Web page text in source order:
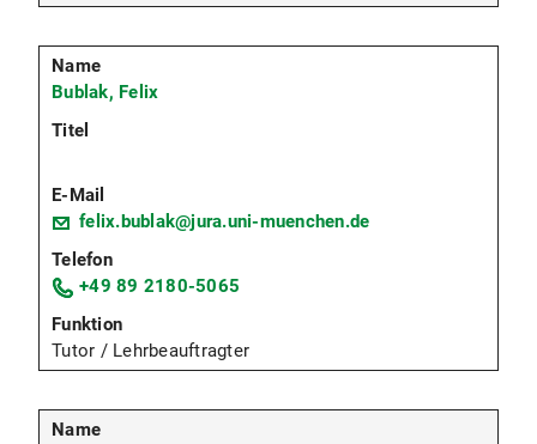
Bublak, Felix
felix.bublak@jura.uni-muenchen.de
+49 89 2180-5065
Tutor / Lehrbeauftragter